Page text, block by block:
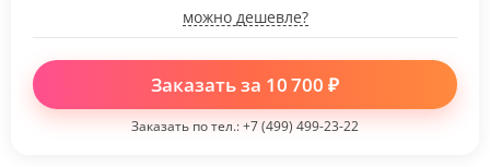
можно дешевле?
Заказать за 10 700 ₽
Заказать по тел.:+7 (499) 499-23-22